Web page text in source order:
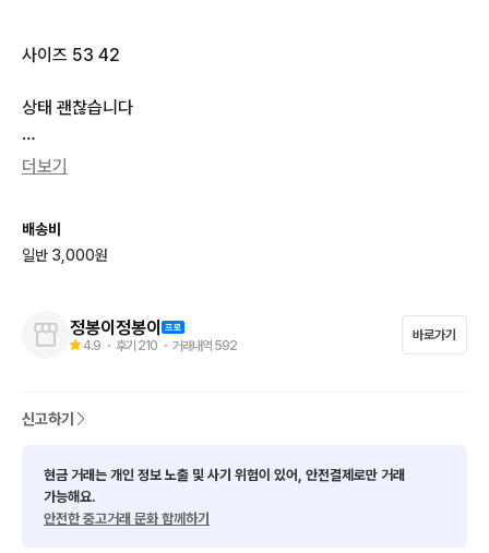
사이즈 53 42
상태 괜찮습니다
사진 최대한 자세히 찍었습니다. 참고해주세요
께요.
더보기
배송비
일반 3,000원
정봉이정봉이
4.9 ・ 후기 210 ・ 거래내역 592
바로가기
신고하기
현금 거래는 개인 정보 노출 및 사기 위험이 있어, 안전결제로만 거래
가능해요.
안전한 중고거래 문화 함께하기